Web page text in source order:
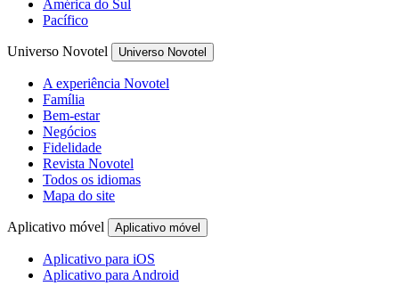
América do Sul
Pacífico
Universo Novotel Universo Novotel
A experiência Novotel
Família
Bem-estar
Negócios
Fidelidade
Revista Novotel
Todos os idiomas
Mapa do site
Aplicativo móvel Aplicativo móvel
Aplicativo para iOS
Aplicativo para Android